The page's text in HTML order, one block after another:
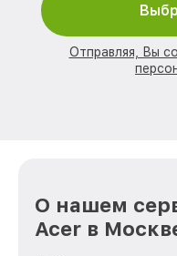
Отправляя, Вы
О нашем
Acer в